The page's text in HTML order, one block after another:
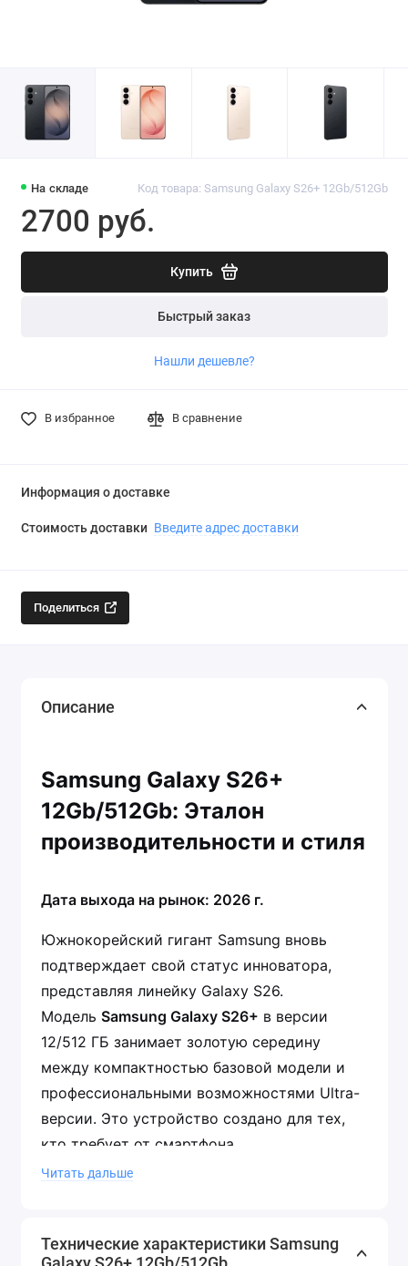
На складе Код товара: Samsung Galaxy S26+ 12Gb/512Gb
2700 руб.
Купить
Быстрый заказ
Нашли дешевле?
В избранное В сравнение
Информация о доставке
Стоимость доставки Введите адрес доставки
Поделиться
Описание
Samsung Galaxy S26+
12Gb/512Gb: Эталон
производительности и стиля
Дата выхода на рынок: 2026 г.
Южнокорейский гигант Samsung вновь
подтверждает свой статус инноватора,
представляя линейку Galaxy S26.
Модель Samsung Galaxy S26+ в версии
12/512 ГБ занимает золотую середину
между компактностью базовой модели и
профессиональными возможностями Ultra-
версии. Это устройство создано для тех,
кто требует от смартфона
бескомпромиссной мощности, большого
В интернет-магазине Trends.by
Читать дальше
Технические характеристики Samsung